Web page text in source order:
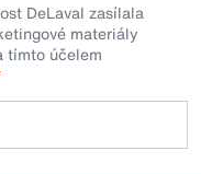
DeLaval zasílala
materiály
tímto účelem